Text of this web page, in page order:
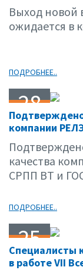
Выход новой
ожидается в
ПОДРОБНЕЕ..
28
03.01
компании
качества
СРПП ВТ и
ПОДРОБНЕЕ..
25
03.01
Специалисты
в работе VII